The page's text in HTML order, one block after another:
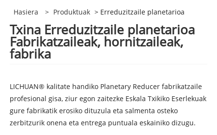
Hasiera > Produktuak > Erreduzitzaile planetarioa
Txina Erreduzitzaile planetarioa
Fabrikatzaileak, hornitzaileak,
fabrika
LICHUAN® kalitate handiko Planetary Reducer fabrikatzaile
profesional gisa, ziur egon zaitezke Eskala Txikiko Eserlekuak
gure fabrikatik erosiko dituzula eta salmenta osteko
zerbitzurik onena eta entrega puntuala eskainiko dizugu.